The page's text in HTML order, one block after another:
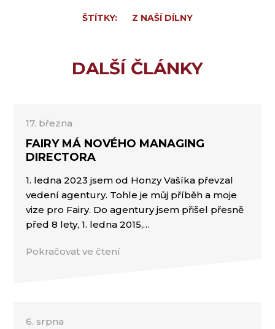
ŠTÍTKY: Z NAŠÍ DÍLNY
DALŠÍ ČLÁNKY
17. března
FAIRY MÁ NOVÉHO MANAGING
DIRECTORA
1. ledna 2023 jsem od Honzy Vašíka převzal
vedení agentury. Tohle je můj příběh a moje
vize pro Fairy. Do agentury jsem přišel přesně
před 8 lety, 1. ledna 2015,…
Pokračovat ve čtení
6. srpna